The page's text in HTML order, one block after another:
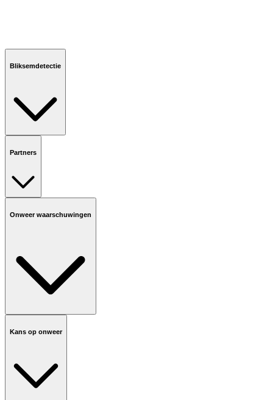
Bliksemdetectie
Partners
Onweer waarschuwingen
Kans op onweer